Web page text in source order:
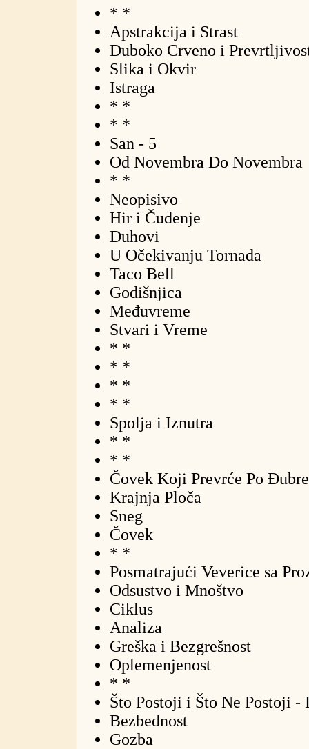
* *
Apstrakcija i Strast
Duboko Crveno i
Slika i Okvir
Istraga
* *
* *
San - 5
Od Novembra Do Novembra
* *
Neopisivo
Hir i Čuđenje
Duhovi
U Očekivanju Tornada
Taco Bell
Godišnjica
Međuvreme
Stvari i Vreme
* *
* *
* *
* *
Spolja i Iznutra
* *
* *
Čovek Koji Prevrće Po
Krajnja Ploča
Sneg
Čovek
* *
Posmatrajući Veverice sa
Odsustvo i Mnoštvo
Ciklus
Analiza
Greška i Bezgrešnost
Oplemenjenost
* *
Što Postoji i Što Ne Postoji -
Bezbednost
Gozba